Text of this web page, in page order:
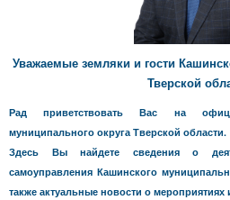
Уважаемые земляки и гости
Тверской
Рад приветствовать Вас на
муниципального округа Тверской области.
Здесь Вы найдете сведения о
самоуправления Кашинского
также актуальные новости о мероприятиях